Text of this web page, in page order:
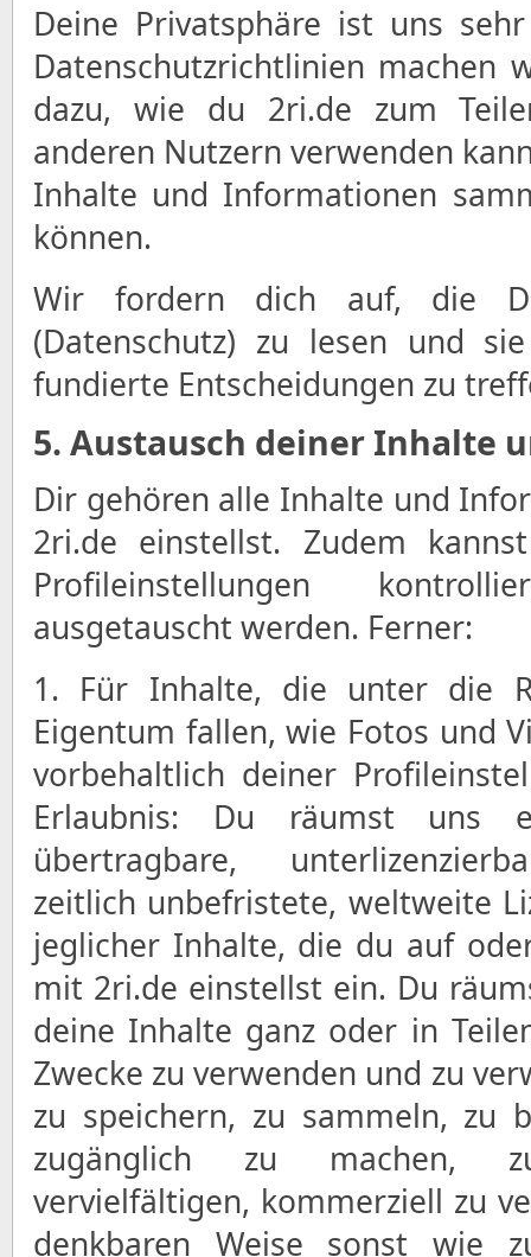
Deine Privatsphäre ist uns
Datenschutzrichtlinien machen
dazu, wie du 2ri.de zum
anderen Nutzern verwenden
Inhalte und Informationen
können.
Wir fordern dich auf, die
(Datenschutz) zu lesen und
fundierte Entscheidungen zu
5. Austausch deiner Inhalte
Dir gehören alle Inhalte und
2ri.de einstellst. Zudem
Profileinstellungen
ausgetauscht werden. Ferner:
1. Für Inhalte, die unter die
Eigentum fallen, wie Fotos und
vorbehaltlich deiner
Erlaubnis: Du räumst uns
übertragbare,
zeitlich unbefristete, weltweite
jeglicher Inhalte, die du auf
mit 2ri.de einstellst ein. Du
deine Inhalte ganz oder in
Zwecke zu verwenden und zu
zu speichern, zu sammeln, zu
zugänglich zu machen,
vervielfältigen, kommerziell zu
denkbaren Weise sonst wie